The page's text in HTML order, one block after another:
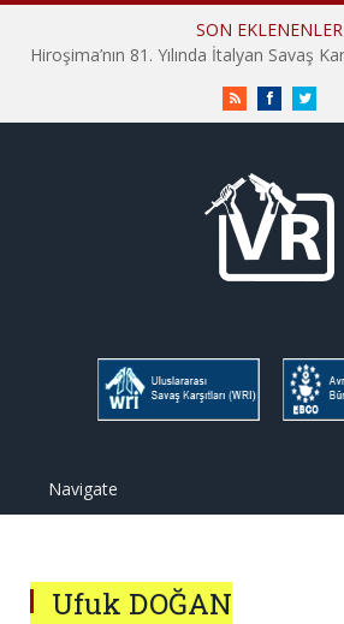
SON EKLENENLER
RSS FacebookTwitter
Navigate
Ufuk DOĞAN